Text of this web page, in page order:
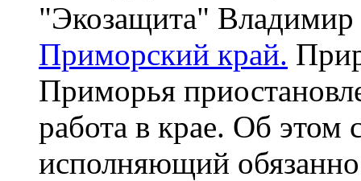
"Экозащита" Владимир
Приморский край.
Приморья
работа в крае. Об
исполняющий